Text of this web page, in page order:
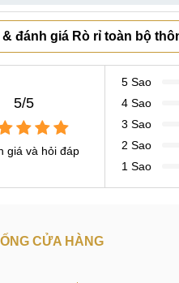
& đánh giá Rò rỉ toàn bộ
5/5
giá và hỏi đáp
5 Sao
4 Sao
3 Sao
2 Sao
1 Sao
CỬA HÀNG